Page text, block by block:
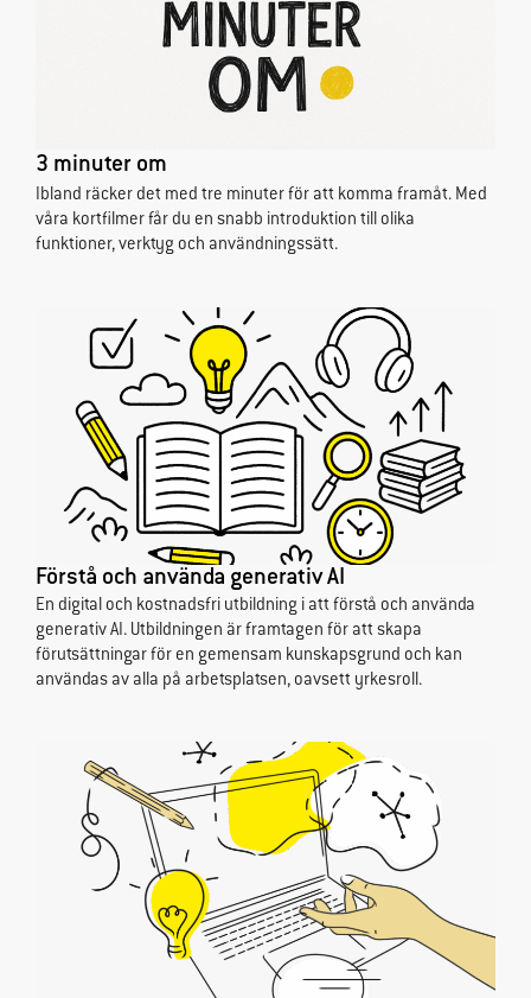
3 minuter om
Ibland räcker det med tre minuter för att komma framåt. Med
våra kortfilmer får du en snabb introduktion till olika
funktioner, verktyg och användningssätt.
Förstå och använda generativ AI
En digital och kostnadsfri utbildning i att förstå och använda
generativ AI. Utbildningen är framtagen för att skapa
förutsättningar för en gemensam kunskapsgrund och kan
användas av alla på arbetsplatsen, oavsett yrkesroll.